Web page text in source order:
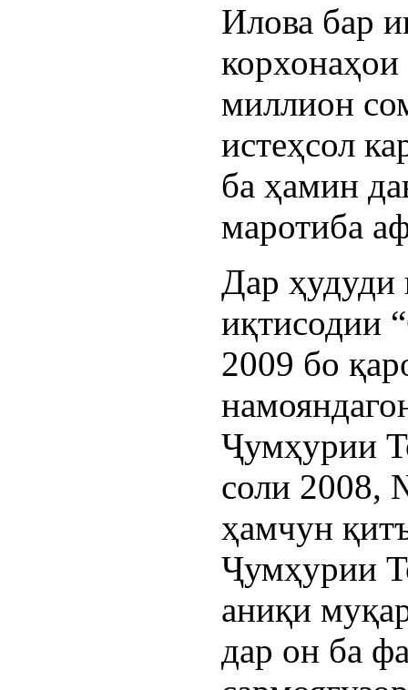
Илова бар
корхонаҳои
миллион
истеҳсол
ба ҳамин
маротиба
Дар
иқтисодии
2009 бо
Ҷумҳурии
соли 2008,
ҳамчун
Ҷумҳурии
аниқи
дар он ба